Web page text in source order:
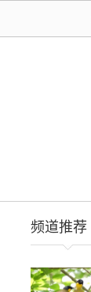
频道推荐